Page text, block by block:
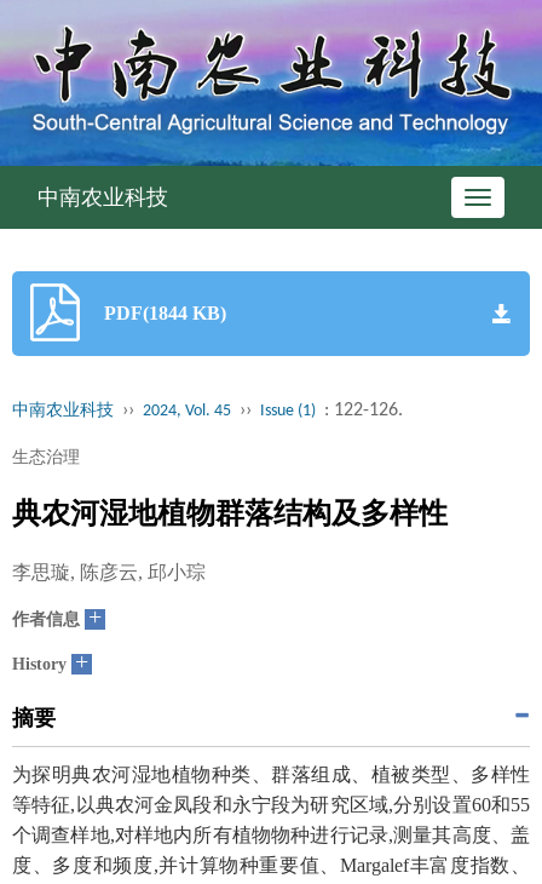
Toggle
中南农业科技
PDF(1844 KB)
中南农业科技 ›› 2024, Vol. 45 ›› Issue (1) : 122-126.
生态治理
典农河湿地植物群落结构及多样性
李思璇, 陈彦云, 邱小琮
作者信息 +
History +
摘要
为探明典农河湿地植物种类、群落组成、植被类型、多样性
等特征,以典农河金凤段和永宁段为研究区域,分别设置60和55
个调查样地,对样地内所有植物物种进行记录,测量其高度、盖
度、多度和频度,并计算物种重要值、Margalef丰富度指数、